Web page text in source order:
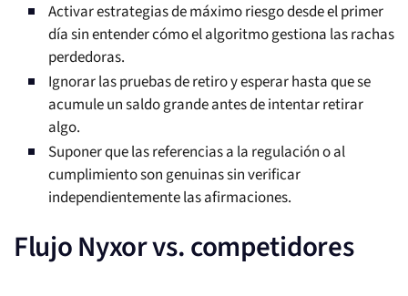
Activar estrategias de máximo riesgo desde el primer
día sin entender cómo el algoritmo gestiona las rachas
perdedoras.
Ignorar las pruebas de retiro y esperar hasta que se
acumule un saldo grande antes de intentar retirar
algo.
Suponer que las referencias a la regulación o al
cumplimiento son genuinas sin verificar
independientemente las afirmaciones.
Flujo Nyxor vs. competidores